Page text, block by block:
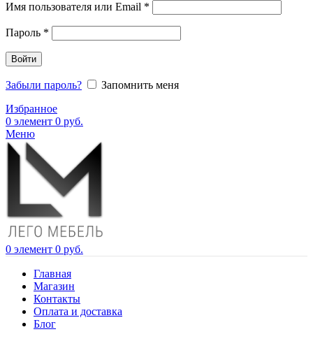
Имя пользователя или Email *
Пароль *
Войти
Забыли пароль?
Запомнить меня
Избранное
0 элемент 0 руб.
Меню
0 элемент 0 руб.
Главная
Магазин
Контакты
Оплата и доставка
Блог